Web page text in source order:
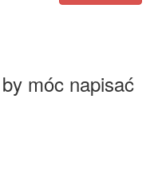
móc napisać